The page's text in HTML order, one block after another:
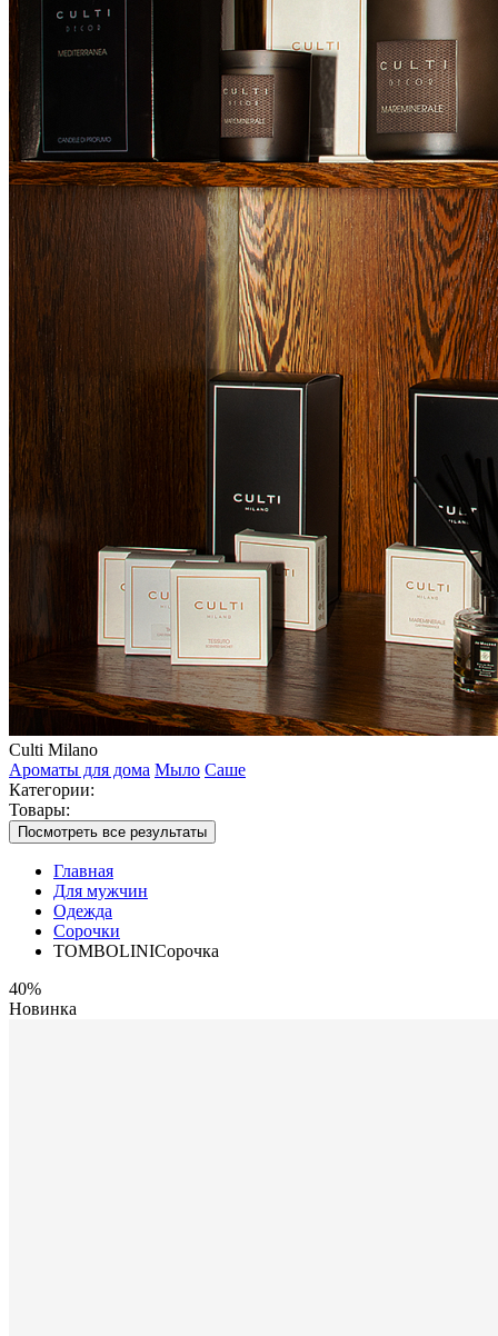
Culti Milano
Ароматы для дома Мыло Саше
Категории:
Товары:
Посмотреть все результаты
Главная
Для мужчин
Одежда
Сорочки
TOMBOLINIСорочка
40%
Новинка